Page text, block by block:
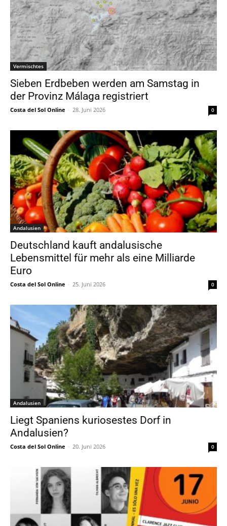
Vermischtes
Sieben Erdbeben werden am Samstag in
der Provinz Málaga registriert
Costa del Sol Online - 28. Juni 2026 0
Andalusien
Deutschland kauft andalusische
Lebensmittel für mehr als eine Milliarde
Euro
Costa del Sol Online - 25. Juni 2026 0
Andalusien
Liegt Spaniens kuriosestes Dorf in
Andalusien?
Costa del Sol Online - 20. Juni 2026 0